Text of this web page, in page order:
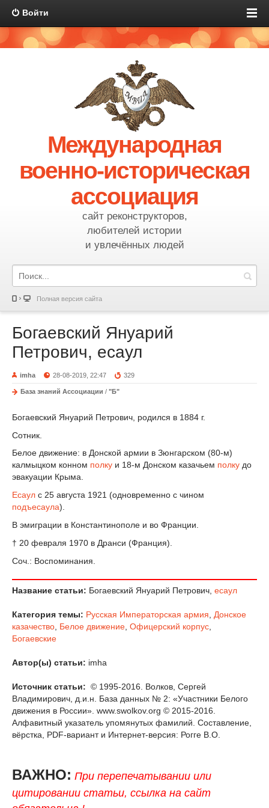
Войти
Международная
военно-историческая
ассоциация
сайт реконструкторов,
любителей истории
и увлечённых людей
Полная версия сайта
Богаевский Януарий
Петрович, есаул
imha 28-08-2019, 22:47 329
База знаний Ассоциации / "Б"
Богаевский Януарий Петрович, родился в 1884 г.
Сотник.
Белое движение: в Донской армии в Зюнгарском (80-м)
калмыцком конном полку и 18-м Донском казачьем полку до
эвакуации Крыма.
Есаул с 25 августа 1921 (одновременно с чином
подъесаула).
В эмиграции в Константинополе и во Франции.
† 20 февраля 1970 в Дранси (Франция).
Соч.: Воспоминания.
Название статьи: Богаевский Януарий Петрович, есаул
Категория темы: Русская Императорская армия
Донское
казачество Белое движение Офицерский корпус
Богаевские
Автор(ы) статьи: imha
Источник статьи: © 1995-2016. Волков, Сергей
Владимирович, д.и.н. База данных № 2: «Участники Белого
движения в России». www.swolkov.org © 2015-2016.
Алфавитный указатель упомянутых фамилий. Составление,
вёрстка, PDF-вариант и Интернет-версия: Рогге В.О.
ВАЖНО: При перепечатывании или
цитировании статьи, ссылка на сайт